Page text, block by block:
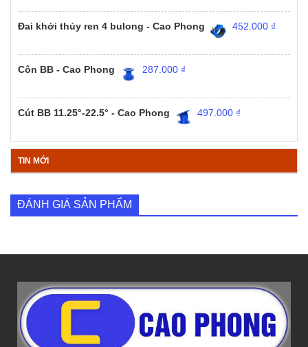
Đai khởi thủy ren 4 bulong - Cao Phong 452.000 ₫
Côn BB - Cao Phong 287.000 ₫
Cút BB 11.25°-22.5° - Cao Phong 497.000 ₫
TIN MỚI
ĐÁNH GIÁ SẢN PHẨM